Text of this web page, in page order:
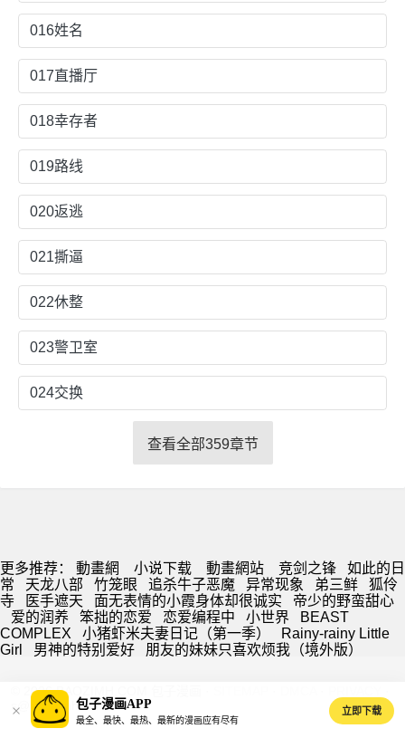
016姓名
017直播厅
018幸存者
019路线
020返逃
021撕逼
022休整
023警卫室
024交换
查看全部359章节
更多推荐： 動畫網 小说下载 動畫網站 竞剑之锋
如此的日
常
天龙八部 竹笼眼 追杀牛子恶魔 异常现象 弟三鲜
狐伶
寺
医手遮天 面无表情的小霞身体却很诚实
帝少的野蛮甜心
爱的润养
笨拙的恋爱 恋爱编程中 小世界
BEAST
COMPLEX
小猪虾米夫妻日记（第一季）
Rainy-rainy Little
Girl
男神的特别爱好 朋友的妹妹只喜欢烦我（境外版）
包子漫画APP
最全、最快、最热、最新的漫画应有尽有
立即下载
© 2026 BAOZIMH.COM 包子漫画 ·
s@baozimh.com